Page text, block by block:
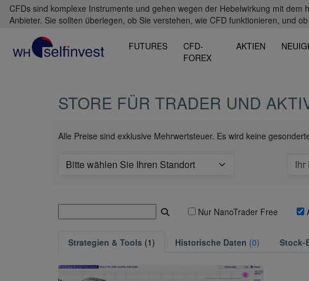
CFDs sind komplexe Instrumente und gehen wegen der Hebelwirkung mit
Anbieter. Sie sollten überlegen, ob Sie verstehen, wie CFD funktionieren, und
FUTURES
CFD-
FOREX
AKTIEN
STORE FÜR TRADER UND
Alle Preise sind exklusive Mehrwertsteuer. Es wird keine
Nur NanoTrader Free
Strategien & Tools (1) Historische Daten (0) Stock-